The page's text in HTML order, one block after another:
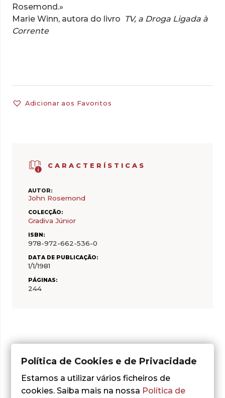
CARACTERÍSTICAS
AUTOR:
John Rosemond
COLECÇÃO:
Gradiva Júnior
ISBN:
978-972-662-536-0
DATA DE PUBLICAÇÃO:
1/1/1981
PÁGINAS:
244
Rosemond.»
Marie Winn, autora do livro TV, a Droga Ligada à
Corrente
Adicionar aos Favoritos
Do mesmo autor
Política de Cookies e de Privacidade
Estamos a utilizar vários ficheiros de
cookies. Saiba mais na nossa Política de